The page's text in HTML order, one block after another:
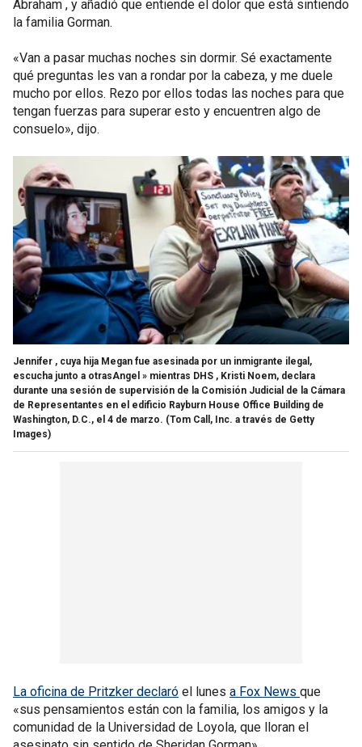
Abraham , y añadió que entiende el dolor que está sintiendo
la familia Gorman.
«Van a pasar muchas noches sin dormir. Sé exactamente
qué preguntas les van a rondar por la cabeza, y me duele
mucho por ellos. Rezo por ellos todas las noches para que
tengan fuerzas para superar esto y encuentren algo de
consuelo», dijo.
Jennifer , cuya hija Megan fue asesinada por un inmigrante ilegal,
escucha junto a otrasAngel » mientras DHS , Kristi Noem, declara
durante una sesión de supervisión de la Comisión Judicial de la Cámara
de Representantes en el edificio Rayburn House Office Building de
Washington, D.C., el 4 de marzo. (Tom Call, Inc. a través de Getty
Images)
La oficina de Pritzker declaró el lunes a Fox News que
«sus pensamientos están con la familia, los amigos y la
comunidad de la Universidad de Loyola, que lloran el